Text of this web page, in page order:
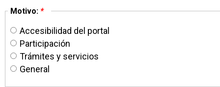
Motivo: *
Accesibilidad del portal
Participación
Trámites y servicios
General